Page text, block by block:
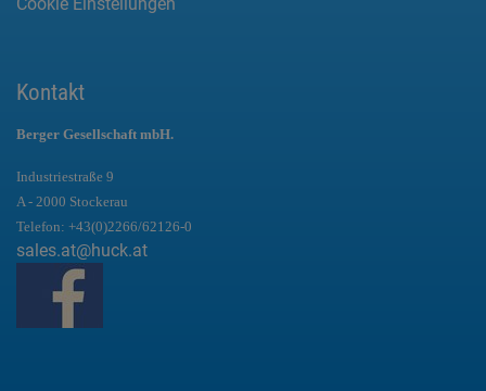
Cookie Einstellungen
Kontakt
Berger Gesellschaft mbH.
Industriestraße 9
A - 2000 Stockerau
Telefon: +43(0)2266/62126-0
sales.at@huck.at